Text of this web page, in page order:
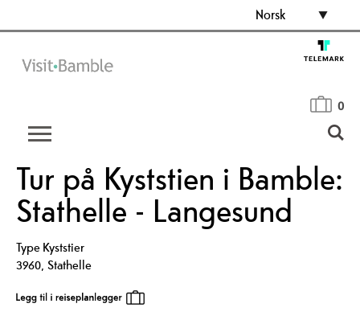
Norsk
0
Tur på Kyststien i Bamble:
Stathelle - Langesund
TypeKyststier
3960, Stathelle